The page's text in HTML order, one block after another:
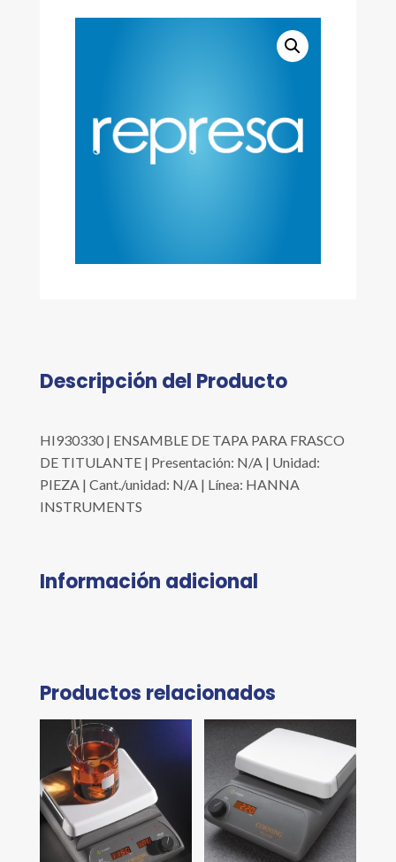
Descripción del Producto
HI930330 | ENSAMBLE DE TAPA PARA FRASCO
DE TITULANTE | Presentación: N/A | Unidad:
PIEZA | Cant./unidad: N/A | Línea: HANNA
INSTRUMENTS
Información adicional
Productos relacionados